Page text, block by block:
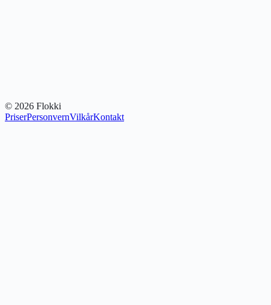
© 2026 Flokki
PriserPersonvernVilkårKontakt